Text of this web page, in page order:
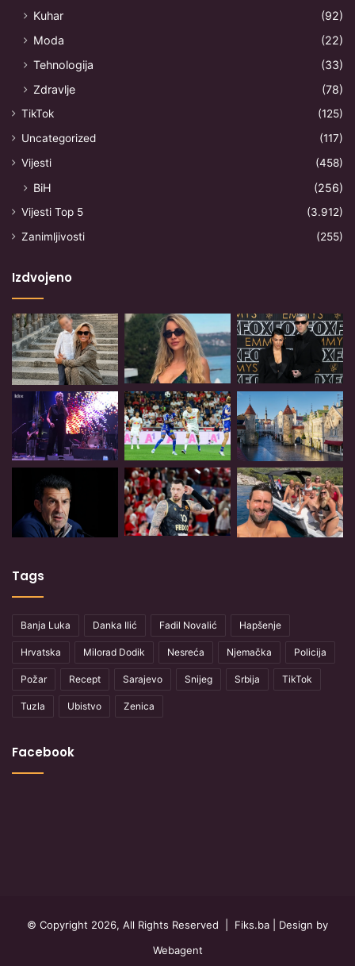
Kuhar
(92)
Moda
(22)
Tehnologija
(33)
Zdravlje
(78)
TikTok
(125)
Uncategorized
(117)
Vijesti
(458)
BiH (256)
Vijesti Top 5
(3.912)
Zanimljivosti
(255)
Izdvojeno
Tags
Banja Luka Danka Ilić Fadil Novalić Hapšenje
Hrvatska Milorad Dodik Nesreća Njemačka Policija
Požar Recept Sarajevo Snijeg Srbija TikTok
Tuzla Ubistvo Zenica
Facebook
© Copyright 2026, All Rights Reserved | Fiks.ba | Design by
Webagent